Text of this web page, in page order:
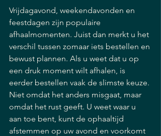
Vrijdagavond, weekendavonden en
feestdagen zijn populaire
afhaalmomenten. Juist dan merkt u het
verschil tussen zomaar iets bestellen en
bewust plannen. Als u weet dat u op
een druk moment wilt afhalen, is
eerder bestellen vaak de slimste keuze.
Niet omdat het anders misgaat, maar
omdat het rust geeft. U weet waar u
aan toe bent, kunt de ophaaltijd
afstemmen op uw avond en voorkomt